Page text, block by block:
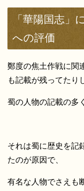
「華陽国志」
への評価
鄭度の焦土作戦に関
も記載が残ってたり
蜀の人物の記載の多
それは蜀に歴史を記
たのが原因で、
有名な人物でさえも